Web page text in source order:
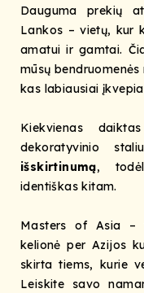
Dauguma prekių
Lankos – vietų, kur
amatui ir gamtai.
mūsų
kas labiausiai
Kiekvienas
dekoratyvinio
išskirtinumą,
identiškas kitam.
Masters of Asia –
kelionė per Azijos
skirta tiems, kurie
Leiskite savo